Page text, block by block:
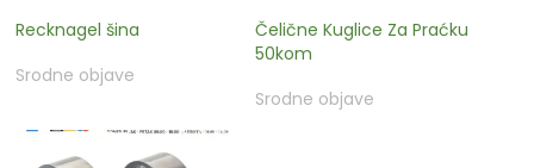
Recknagel šina
Srodne objave
Čelične Kuglice Za Praćku
50kom
Srodne objave